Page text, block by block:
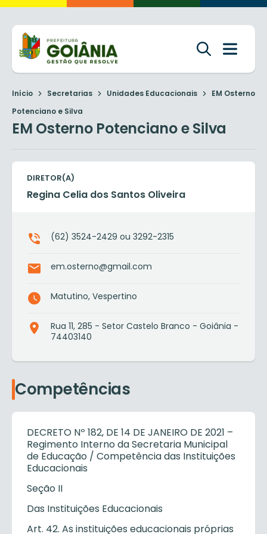
Início Secretarias Unidades Educacionais
EM Osterno
Potenciano e Silva
EM Osterno Potenciano e Silva
DIRETOR(A)
Regina Celia dos Santos Oliveira
(62) 3524-2429 ou 3292-2315
em.osterno@gmail.com
Matutino, Vespertino
Rua 11, 285 - Setor Castelo Branco - Goiânia -
74403140
Competências
DECRETO Nº 182, DE 14 DE JANEIRO DE 2021 –
Regimento Interno da Secretaria Municipal
de Educação / Competência das Instituições
Educacionais
Seção II
Das Instituições Educacionais
Art. 42. As instituições educacionais próprias